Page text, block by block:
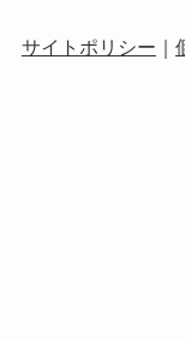
サイトポリシー ｜